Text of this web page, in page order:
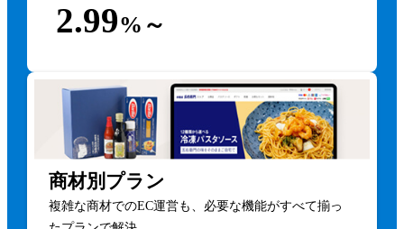
2.99%～
商材別プラン
複雑な商材でのEC運営も、必要な機能がすべて揃っ